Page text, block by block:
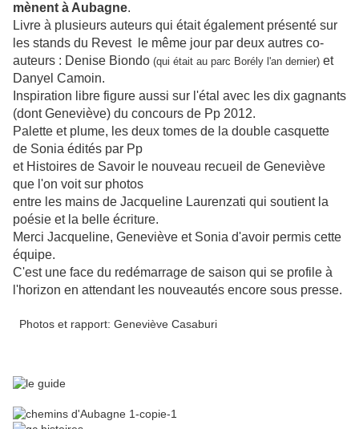
mènent à Aubagne.
Livre à plusieurs auteurs qui était également présenté sur
les stands du Revest le même jour par deux autres co-
auteurs : Denise Biondo (qui était au parc Borély l'an dernier) et
Danyel Camoin.
Inspiration libre figure aussi sur l'étal avec les dix gagnants
(dont Geneviève) du concours de Pp 2012.
Palette et plume, les deux tomes de la double casquette
de Sonia édités par Pp
et Histoires de Savoir le nouveau recueil de Geneviève
que l'on voit sur photos
entre les mains de Jacqueline Laurenzati qui soutient la
poésie et la belle écriture.
Merci Jacqueline, Geneviève et Sonia d'avoir permis cette
équipe.
C'est une face du redémarrage de saison qui se profile à
l'horizon en attendant les nouveautés encore sous presse.
Photos et rapport: Geneviève Casaburi